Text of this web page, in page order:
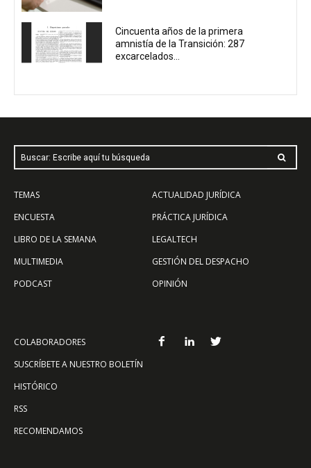
Cincuenta años de la primera
amnistía de la Transición: 287
excarcelados...
Buscar: Escribe aquí tu búsqueda
TEMAS
ENCUESTA
LIBRO DE LA SEMANA
MULTIMEDIA
PODCAST
ACTUALIDAD JURÍDICA
PRÁCTICA JURÍDICA
LEGALTECH
GESTIÓN DEL DESPACHO
OPINIÓN
COLABORADORES
SUSCRÍBETE A NUESTRO BOLETÍN
HISTÓRICO
RSS
RECOMENDAMOS